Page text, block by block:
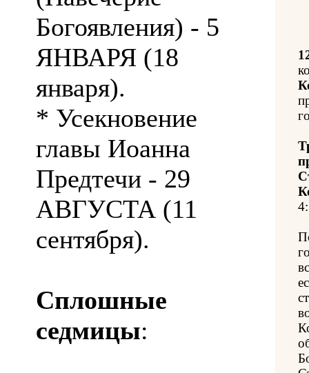
Богоявления) - 5
ЯНВАРЯ (18
января).
* Усекновение
главы Иоанна
Предтечи - 29
АВГУСТА (11
сентября).
Сплошные
седмицы:
4: